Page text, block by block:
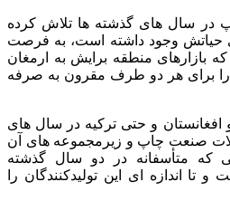
در سال‌ های گذشته‌ ها تلاش کرده
حیاتش وجود داشته است‌، به فرصت‌
بازارهای منطقه برایش به ارمغان
را برای هر دو طرف مقرون به صرفه
افغانستان و حتی ترکیه در سال‌ های
صنعت چاپ و زیرمجموعه‌ های آن
که متأسفانه در دو سال گذشته
تا اندازه‌ ای این تولیدکنندگان را